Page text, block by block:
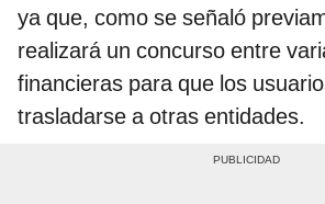
ya que, como se señaló
realizará un concurso entre
financieras para que los
trasladarse a otras entidades.